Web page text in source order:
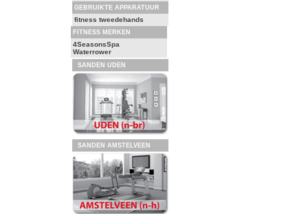
GEBRUIKTE APPARATUUR
fitness tweedehands
FITNESS MERKEN
4SeasonsSpa
Waterrower
SANDEN UDEN
SANDEN AMSTELVEEN